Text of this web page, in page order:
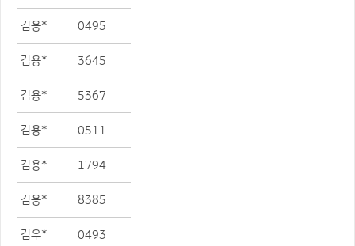
김용* 0495
김용* 3645
김용* 5367
김용* 0511
김용* 1794
김용* 8385
김우* 0493